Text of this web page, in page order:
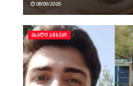
08/06/2026
ᲐᲮᲐᲚᲘ ᲐᲛᲑᲔᲑᲘ